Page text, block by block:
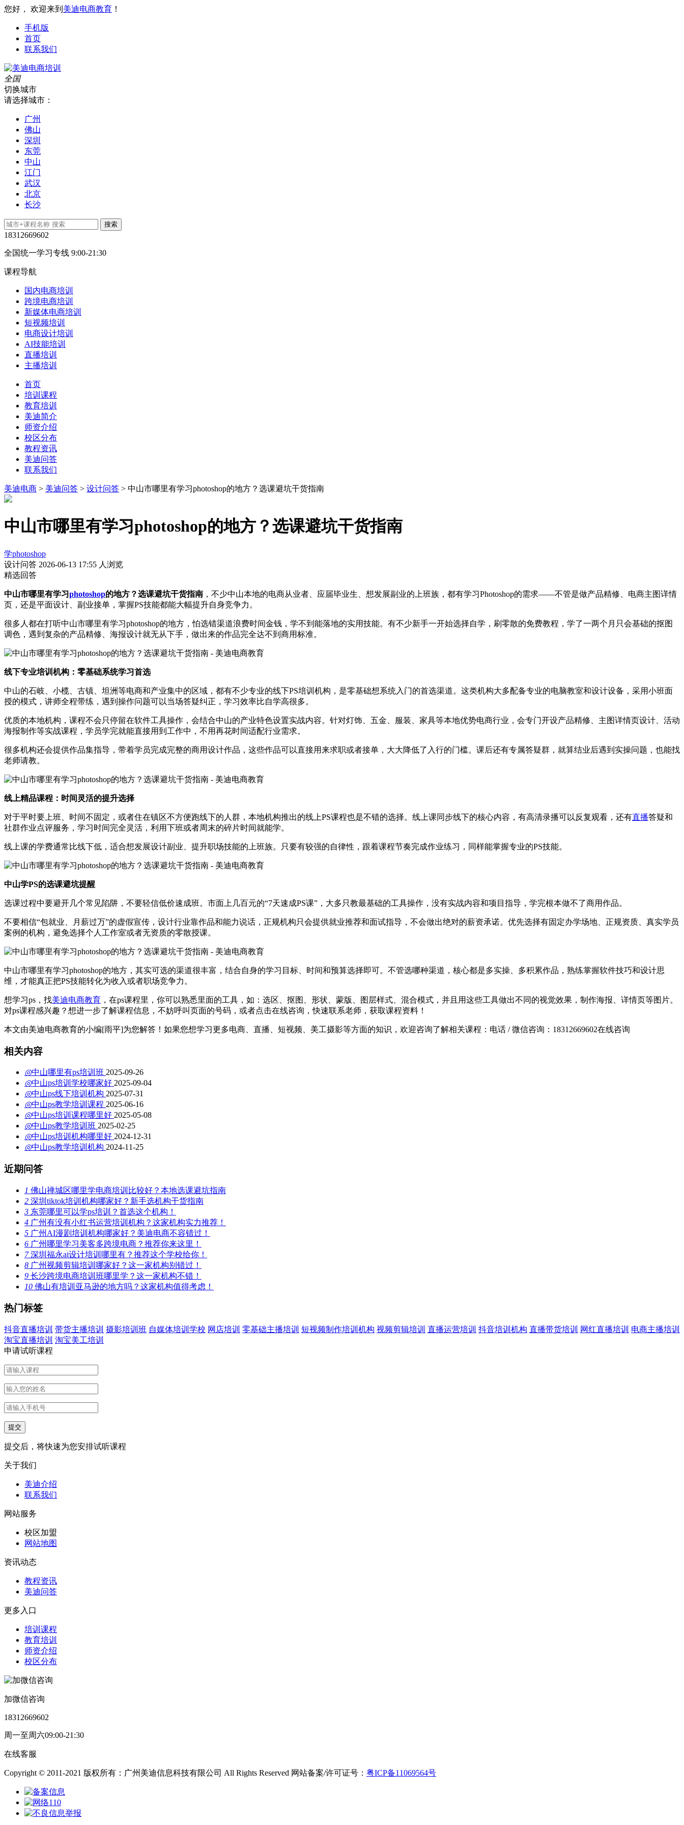
您好， 欢迎来到 美迪电商教育 ！
手机版
首页
联系我们
全国
切换城市
请选择城市：
广州
佛山
深圳
东莞
中山
江门
武汉
北京
长沙
18312669602
全国统一学习专线 9:00-21:30
课程导航
国内电商培训
跨境电商培训
新媒体电商培训
短视频培训
电商设计培训
AI技能培训
直播培训
主播培训
首页
培训课程
教育培训
美迪简介
师资介绍
校区分布
教程资讯
美迪问答
联系我们
美迪电商 > 美迪问答 > 设计问答 > 中山市哪里有学习photoshop的地方？选课避坑干货指南
中山市哪里有学习photoshop的地方？选课避坑干货指南
学photoshop
设计问答 2026-06-13 17:55 人浏览
精选回答
中山市哪里有学习photoshop的地方？选课避坑干货指南 ，不少中山本地的电商从业者、应届毕业生、想发展副业的上班族，都有学习Photoshop的需求——不管是做产品精修、电商主图详情
页，还是平面设计、副业接单，掌握PS技能都能大幅提升自身竞争力。
很多人都在打听中山市哪里有学习photoshop的地方，怕选错渠道浪费时间金钱，学不到能落地的实用技能。有不少新手一开始选择自学，刷零散的免费教程，学了一两个月只会基础的抠图
调色，遇到复杂的产品精修、海报设计就无从下手，做出来的作品完全达不到商用标准。
线下专业培训机构：零基础系统学习首选
中山的石岐、小榄、古镇、坦洲等电商和产业集中的区域，都有不少专业的线下PS培训机构，是零基础想系统入门的首选渠道。这类机构大多配备专业的电脑教室和设计设备，采用小班面
授的模式，讲师全程带练，遇到操作问题可以当场答疑纠正，学习效率比自学高很多。
优质的本地机构，课程不会只停留在软件工具操作，会结合中山的产业特色设置实战内容。针对灯饰、五金、服装、家具等本地优势电商行业，会专门开设产品精修、主图详情页设计、活动
海报制作等实战课程，学员学完就能直接用到工作中，不用再花时间适配行业需求。
很多机构还会提供作品集指导，带着学员完成完整的商用设计作品，这些作品可以直接用来求职或者接单，大大降低了入行的门槛。课后还有专属答疑群，就算结业后遇到实操问题，也能找
老师请教。
线上精品课程：时间灵活的提升选择
对于平时要上班、时间不固定，或者住在镇区不方便跑线下的人群，本地机构推出的线上PS课程也是不错的选择。线上课同步线下的核心内容，有高清录播可以反复观看，还有直播答疑和
社群作业点评服务，学习时间完全灵活，利用下班或者周末的碎片时间就能学。
线上课的学费通常比线下低，适合想发展设计副业、提升职场技能的上班族。只要有较强的自律性，跟着课程节奏完成作业练习，同样能掌握专业的PS技能。
中山学PS的选课避坑提醒
选课过程中要避开几个常见陷阱，不要轻信低价速成班。市面上几百元的“7天速成PS课”，大多只教最基础的工具操作，没有实战内容和项目指导，学完根本做不了商用作品。
不要相信“包就业、月薪过万”的虚假宣传，设计行业靠作品和能力说话，正规机构只会提供就业推荐和面试指导，不会做出绝对的薪资承诺。优先选择有固定办学场地、正规资质、真实学员
案例的机构，避免选择个人工作室或者无资质的零散授课。
中山市哪里有学习photoshop的地方，其实可选的渠道很丰富，结合自身的学习目标、时间和预算选择即可。不管选哪种渠道，核心都是多实操、多积累作品，熟练掌握软件技巧和设计思
维，才能真正把PS技能转化为收入或者职场竞争力。
想学习ps，找美迪电商教育 ，在ps课程里，你可以熟悉里面的工具，如：选区、抠图、形状、蒙版、图层样式、混合模式，并且用这些工具做出不同的视觉效果，制作海报、详情页等图片。
对ps课程感兴趣？想进一步了解课程信息，不妨呼叫页面的号码，或者点击在线咨询，快速联系老师，获取课程资料！
本文由美迪电商教育的小编[雨平]为您解答！如果您想学习更多电商、直播、短视频、美工摄影等方面的知识，欢迎咨询了解相关课程： 电话 / 微信咨询：18312669602在线咨询
相关内容
◎中山哪里有ps培训班 2025-09-26
◎中山ps培训学校哪家好 2025-09-04
◎中山ps线下培训机构 2025-07-31
◎中山ps教学培训课程 2025-06-16
◎中山ps培训课程哪里好 2025-05-08
◎中山ps教学培训班 2025-02-25
◎中山ps培训机构哪里好 2024-12-31
◎中山ps教学培训机构 2024-11-25
近期问答
1 佛山禅城区哪里学电商培训比较好？本地选课避坑指南
2 深圳tiktok培训机构哪家好？新手选机构干货指南
3 东莞哪里可以学ps培训？首选这个机构！
4 广州有没有小红书运营培训机构？这家机构实力推荐！
5 广州AI漫剧培训机构哪家好？美迪电商不容错过！
6 广州哪里学习美客多跨境电商？推荐你来这里！
7深圳福永ai设计培训哪里有？推荐这个学校给你！
8 广州视频剪辑培训哪家好？这一家机构别错过！
9 长沙跨境电商培训班哪里学？这一家机构不错！
10 佛山有培训亚马逊的地方吗？这家机构值得考虑！
热门标签
抖音直播培训 带货主播培训 摄影培训班 自媒体培训学校 网店培训 零基础主播培训 短视频制作培训机构 视频剪辑培训 直播运营培训 抖音培训机构 直播带货培训 网红直播培训 电商主播培训
淘宝直播培训 淘宝美工培训
申请试听课程
提交后，将快速为您安排试听课程
关于我们
美迪介绍
联系我们
网站服务
校区加盟
网站地图
资讯动态
教程资讯
美迪问答
更多入口
培训课程
教育培训
师资介绍
校区分布
加微信咨询
18312669602
周一至周六09:00-21:30
在线客服
Copyright © 2011-2021 版权所有：广州美迪信息科技有限公司 All Rights Reserved 网站备案/许可证号： 粤ICP备11069564号